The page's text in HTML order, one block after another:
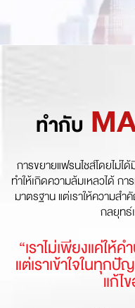
ทำกับ
การขยายแฟรนไชส์โดยไม่ไ
ทำให้เกิดความล้มเหลวได้ ก
มาตรฐาน แต่เราให้ความสำ
กลยุทธ์
“เราไม่เพียงแค่ใ
แต่เราเข้าใจในทุก
แก้ไ